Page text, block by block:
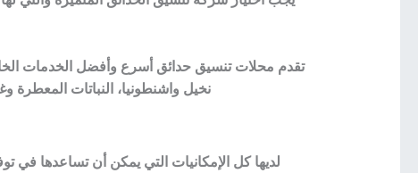
تقدم محلات تنسيق حدائق أسرع وأفضل الخدمات
نخيل واشنطونيا، النباتات
لديها كل الإمكانيات التي يمكن أن تساعدها في